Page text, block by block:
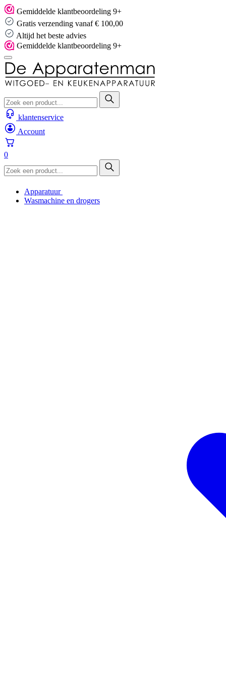
Skip
to
content
Gemiddelde klantbeoordeling 9+
Gratis verzending vanaf € 100,00
Altijd het beste advies
Gemiddelde klantbeoordeling 9+
klantenservice
Account
0
Apparatuur
Wasmachine en drogers